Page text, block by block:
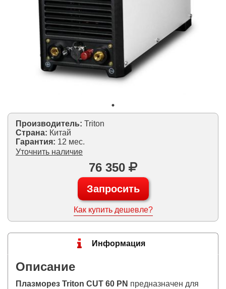
Производитель: Triton
Страна: Китай
Гарантия: 12 мес.
Уточнить наличие
76 350
Запросить
Как купить дешевле?
Информация
Описание
Плазморез Triton CUT 60 PN предназначен для